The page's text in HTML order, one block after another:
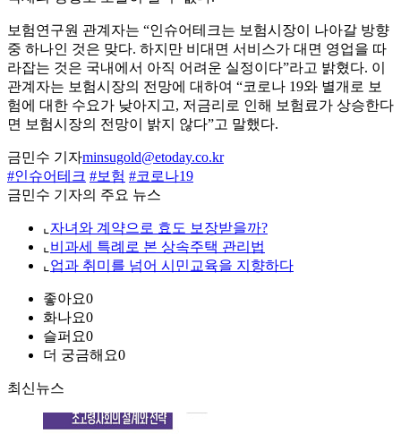
보험연구원 관계자는 “인슈어테크는 보험시장이 나아갈 방향
중 하나인 것은 맞다. 하지만 비대면 서비스가 대면 영업을 따
라잡는 것은 국내에서 아직 어려운 실정이다”라고 밝혔다. 이
관계자는 보험시장의 전망에 대하여 “코로나 19와 별개로 보
험에 대한 수요가 낮아지고, 저금리로 인해 보험료가 상승한다
면 보험시장의 전망이 밝지 않다”고 말했다.
금민수 기자minsugold@etoday.co.kr
#인슈어테크 #보험 #코로나19
금민수 기자의 주요 뉴스
⌞ 자녀와 계약으로 효도 보장받을까?
⌞ 비과세 특례로 본 상속주택 관리법
⌞ 업과 취미를 넘어 시민교육을 지향하다
좋아요0
화나요0
슬퍼요0
더 궁금해요0
최신뉴스